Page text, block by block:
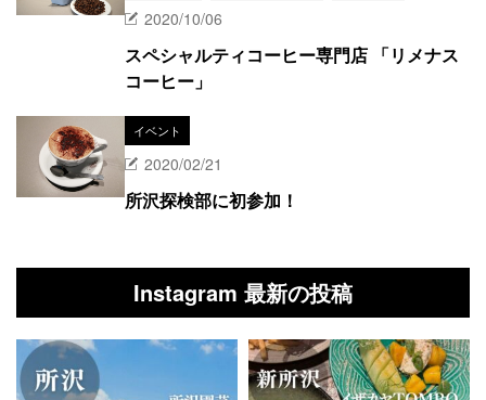
2020/10/06
スペシャルティコーヒー専門店 「リメナス
コーヒー」
イベント
2020/02/21
所沢探検部に初参加！
Instagram 最新の投稿